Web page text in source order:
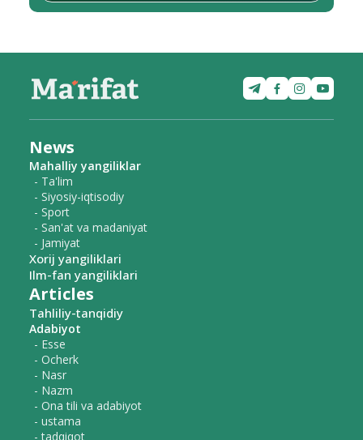
News
Mahalliy yangiliklar
- Ta'lim
- Siyosiy-iqtisodiy
- Sport
- San'at va madaniyat
- Jamiyat
Xorij yangiliklari
Ilm-fan yangiliklari
Articles
Tahliliy-tanqidiy
Adabiyot
- Esse
- Ocherk
- Nasr
- Nazm
- Ona tili va adabiyot
- ustama
- tadqiqot